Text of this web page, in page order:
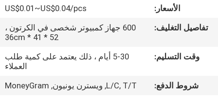
مراقبة
الجودة
اتصل
الأسعار:
US$0.01~US$0.04/pcs
تفاصيل التغليف:
600 جهاز كمبيوتر شخصى في الكرتون ،
52 * 41 * 36cm
وقت التسليم:
5-30 أيام ، ذلك يعتمد على كمية طلب
العملاء
شروط الدفع:
L/C, T/T, ويسترن يونيون, MoneyGram